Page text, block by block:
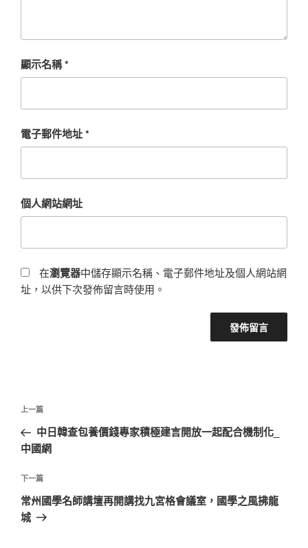
顯示名稱*
電子郵件地址*
個人網站網址
在瀏覽器中儲存顯示名稱、電子郵件地址及個人網站網
址，以供下次發佈留言時使用。
文
導
覽
上
一
篇
章
上一篇
中日韓查包養價錢專家積極建言開放一起配合機制化_
中國網
下
一
篇
下一篇
常州國學名師講壇再開講找九宮格會議室，國學之風拂龍
城